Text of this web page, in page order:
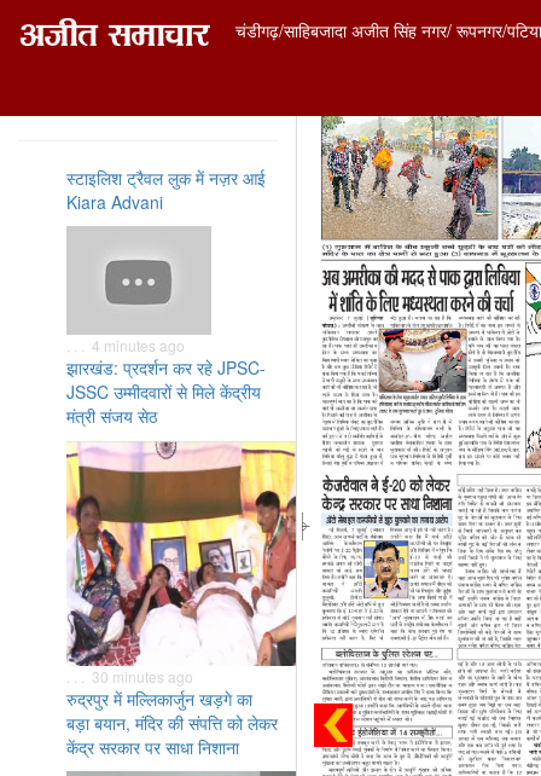
चंडीगढ़/साहिबजादा अजीत सिंह नगर/ रूपनगर/
स्टाइलिश ट्रैवल लुक में नज़र आई
Kiara Advani
. . . 4 minutes ago
झारखंड: प्रदर्शन कर रहे JPSC-
JSSC उम्मीदवारों से मिले केंद्रीय
मंत्री संजय सेठ
. . . 30 minutes ago
रुद्रपुर में मल्लिकार्जुन खड़गे का
बड़ा बयान, मंदिर की संपत्ति को लेकर
केंद्र सरकार पर साधा निशाना